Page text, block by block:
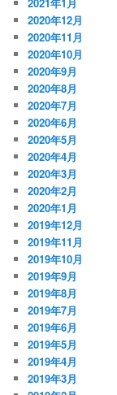
2020年12月
2020年11月
2020年10月
2020年9月
2020年8月
2020年7月
2020年6月
2020年5月
2020年4月
2020年3月
2020年2月
2020年1月
2019年12月
2019年11月
2019年10月
2019年9月
2019年8月
2019年7月
2019年6月
2019年5月
2019年4月
2019年3月